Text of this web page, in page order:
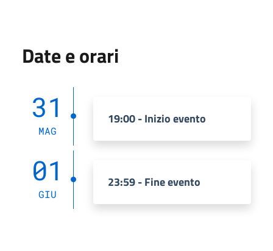
Date e orari
31
MAG
19:00 - Inizio evento
01
GIU
23:59 - Fine evento